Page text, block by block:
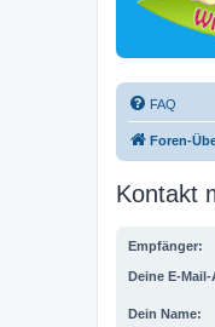
FAQ
Foren-
Kontakt
Empfänger:
Deine E-
Dein Name: